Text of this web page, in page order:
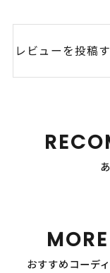
レビューを投稿
おすすめコーデ